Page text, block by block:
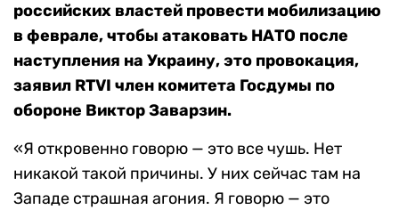
российских властей провести мобилизацию
в феврале, чтобы атаковать НАТО после
наступления на Украину, это провокация,
заявил RTVI член комитета Госдумы по
обороне Виктор Заварзин.
«Я откровенно говорю — это все чушь. Нет
никакой такой причины. У них сейчас там на
Западе страшная агония. Я говорю — это